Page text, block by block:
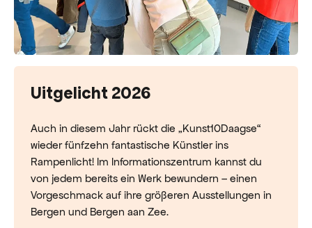
Uitgelicht 2026
Auch in diesem Jahr rückt die „Kunst10Daagse“
wieder fünfzehn fantastische Künstler ins
Rampenlicht! Im Informationszentrum kannst du
von jedem bereits ein Werk bewundern – einen
Vorgeschmack auf ihre größeren Ausstellungen in
Bergen und Bergen aan Zee.